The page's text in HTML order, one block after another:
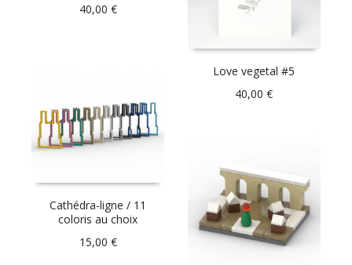
40,00 €
Love vegetal #5
40,00€
Cathédra-ligne / 11
coloris au choix
15,00 €